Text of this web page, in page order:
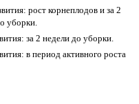
рост корнеплодов и за 2
уборки.
за 2 недели до уборки.
в период активного роста